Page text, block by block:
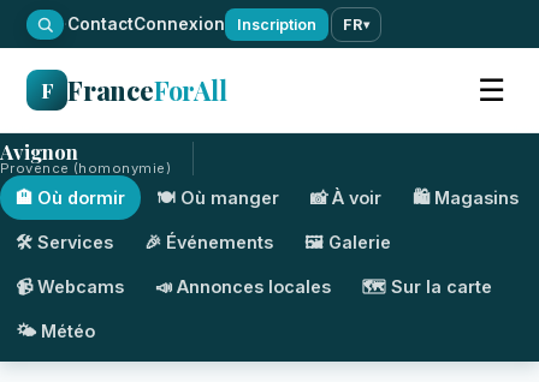
·ContactConnexion Inscription FR▾
F FranceForAll ☰
Avignon
Provence (homonymie)
🏨 Où dormir 🍽️ Où manger 📸 À voir 🛍️ Magasins
🛠️ Services 🎉 Événements 🖼️ Galerie
📹 Webcams 📣 Annonces locales 🗺️ Sur la carte
🌤️ Météo